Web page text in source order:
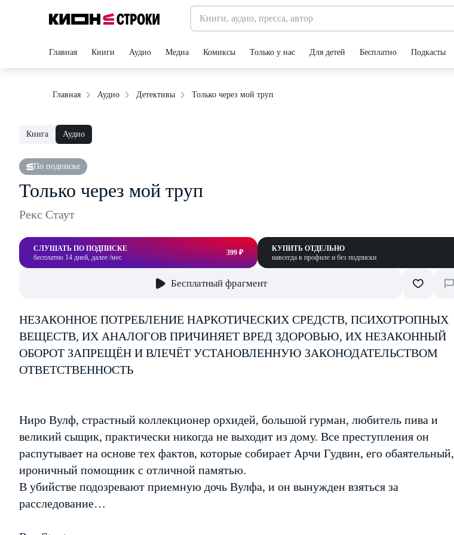
Главная Книги Аудио Медиа Комиксы Только у нас Для детей Бесплатно Подкасты
Главная Аудио Детективы Только через мой труп
Книга Аудио
По подписке
Только через мой труп
Рекс Стаут
СЛУШАТЬ ПО ПОДПИСКЕ
бесплатно 14 дней, далее /мес
399 ₽
КУПИТЬ ОТДЕЛЬНО
навсегда в профиле и без подписки
Бесплатный фрагмент
НЕЗАКОННОЕ ПОТРЕБЛЕНИЕ НАРКОТИЧЕСКИХ СРЕДСТВ, ПСИХОТРОПНЫХ
ВЕЩЕСТВ, ИХ АНАЛОГОВ ПРИЧИНЯЕТ ВРЕД ЗДОРОВЬЮ, ИХ НЕЗАКОННЫЙ
ОБОРОТ ЗАПРЕЩЁН И ВЛЕЧЁТ УСТАНОВЛЕННУЮ ЗАКОНОДАТЕЛЬСТВОМ
ОТВЕТСТВЕННОСТЬ
Ниро Вулф, страстный коллекционер орхидей, большой гурман, любитель пива и
великий сыщик, практически никогда не выходит из дому. Все преступления он
распутывает на основе тех фактов, которые собирает Арчи Гудвин, его обаятельный,
ироничный помощник с отличной памятью.
В убийстве подозревают приемную дочь Вулфа, и он вынужден взяться за
расследование…